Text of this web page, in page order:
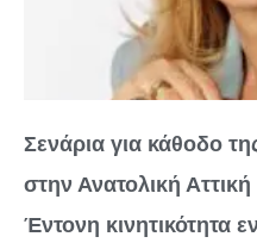
Σενάρια για κάθοδο
στην Ανατολική
Έντονη κινητικότητα